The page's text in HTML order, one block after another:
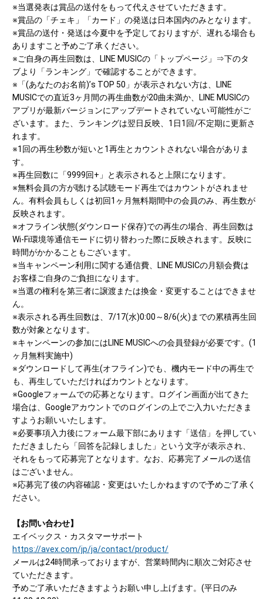
※当選発表は賞品の送付をもって代えさせていただきます。
※賞品の「チェキ」「カード」の発送は日本国内のみとなります。
※賞品の送付・発送は今夏中を予定しておりますが、遅れる場合も
ありますこと予めご了承ください。
※ご自身の再生回数は、LINE MUSICの「トップページ」⇒下のタ
ブより「ランキング」で確認することができます。
※「(あなたのお名前)’s TOP 50」が表示されない方は、LINE
MUSICでの直近3ヶ月間の再生曲数が20曲未満か、LINE MUSICの
アプリが最新バージョンにアップデートされていない可能性がご
ざいます。また、ランキングは翌日反映、1日1回/不定期に更新さ
れます。
※1回の再生秒数が短いと1再生とカウントされない場合がありま
す。
※再生回数に「9999回+」と表示されると上限になります。
※無料会員の方が聴ける試聴モード再生ではカウントがされませ
ん。有料会員もしくは初回1ヶ月無料期間中の会員のみ、再生数が
反映されます。
※オフライン状態(ダウンロード保存)での再生の場合、再生回数は
Wi-Fi環境等通信モードに切り替わった際に反映されます。反映に
時間がかかることもございます。
※当キャンペーン利用に関する通信費、LINE MUSICの月額会費は
お客様ご自身のご負担になります。
※当選の権利を第三者に譲渡または換金・変更することはできませ
ん。
※表示される再生回数は、7/17(水)0:00～8/6(火)までの累積再生回
数が対象となります。
※キャンペーンの参加にはLINE MUSICへの会員登録が必要です。(1
ヶ月無料実施中)
※ダウンロードして再生(オフライン)でも、機内モード中の再生で
も、再生していただければカウントとなります。
※Googleフォームでの応募となります。ログイン画面が出てきた
場合は、Googleアカウントでのログインの上でご入力いただきま
すようお願いいたします。
※必要事項入力後にフォーム最下部にあります「送信」を押してい
ただきましたら「回答を記録しました」という文字が表示され、
それをもって応募完了となります。なお、応募完了メールの送信
はございません。
※応募完了後の内容確認・変更はいたしかねますので予めご了承く
ださい。
【お問い合わせ】
エイベックス・カスタマーサポート
https://avex.com/jp/ja/contact/product/
メールは24時間承っておりますが、営業時間内に順次ご対応させ
ていただきます。
予めご了承いただきますようお願い申し上げます。(平日のみ